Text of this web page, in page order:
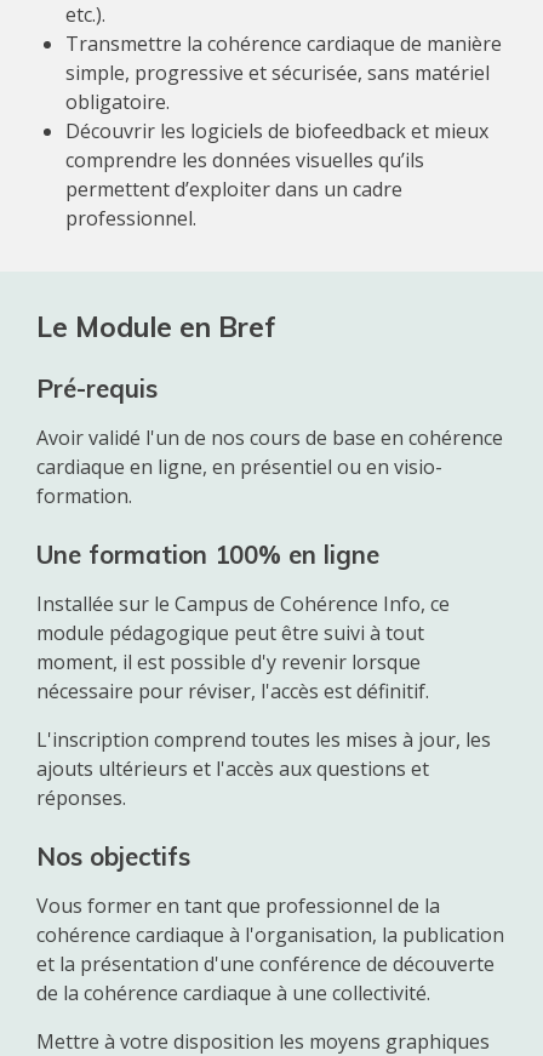
etc.).
Transmettre la cohérence cardiaque de manière
simple, progressive et sécurisée, sans matériel
obligatoire.
Découvrir les logiciels de biofeedback et mieux
comprendre les données visuelles qu’ils
permettent d’exploiter dans un cadre
professionnel.
Le Module en Bref
Pré-requis
Avoir validé l'un de nos cours de base en cohérence
cardiaque en ligne, en présentiel ou en visio-
formation.
Une formation 100% en ligne
Installée sur le Campus de Cohérence Info, ce
module pédagogique peut être suivi à tout
moment, il est possible d'y revenir lorsque
nécessaire pour réviser, l'accès est définitif.
L'inscription comprend toutes les mises à jour, les
ajouts ultérieurs et l'accès aux questions et
réponses.
Nos objectifs
Vous former en tant que professionnel de la
cohérence cardiaque à l'organisation, la publication
et la présentation d'une conférence de découverte
de la cohérence cardiaque à une collectivité.
Mettre à votre disposition les moyens graphiques